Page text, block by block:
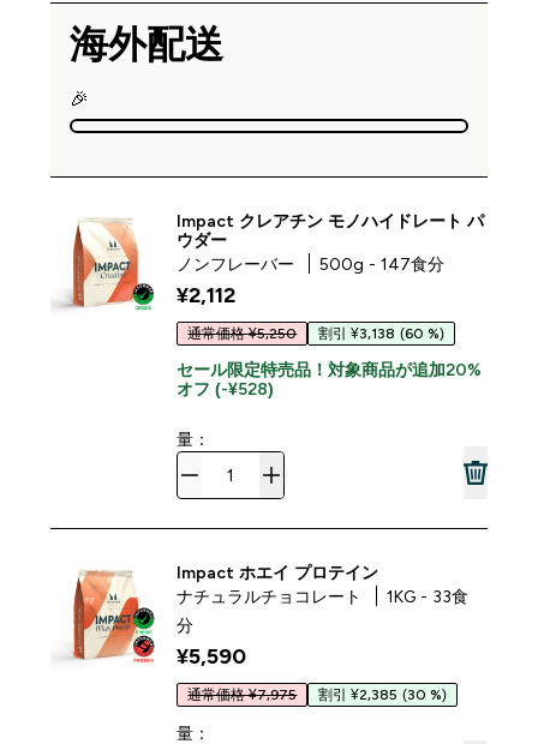
海外配送
🎉
Impact クレアチン モノハイドレート パ
ウダー
ノンフレーバー
500g - 147食分
¥2,112‎
通常価格 ¥5,250 割引 ¥3,138 (60 %)
セール限定特売品！対象商品が追加20%
オフ (-¥528)
量：
Impact ホエイ プロテイン
ナチュラルチョコレート
1KG - 33食
分
¥5,590‎
通常価格 ¥7,975 割引 ¥2,385 (30 %)
量：